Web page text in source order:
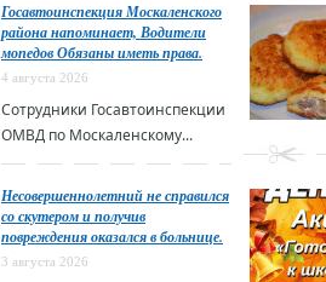
Госавтоинспекция Москаленского
района напоминает, Водители
мопедов Обязаны иметь права.
4 августа 2026
Сотрудники Госавтоинспекции
ОМВД по Москаленскому...
Несовершеннолетний не справился
со скутером и получив
повреждения оказался в больнице.
3 августа 2026